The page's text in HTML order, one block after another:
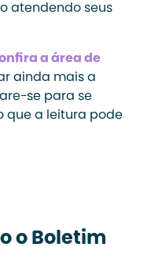
atendendo seus
a área de
ainda mais a
se para se
que a leitura pode
o Boletim